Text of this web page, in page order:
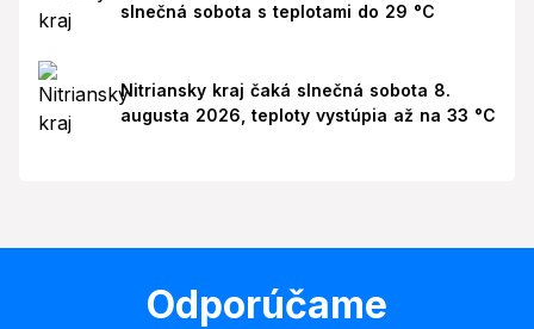
slnečná sobota s teplotami do 29 °C
Nitriansky kraj čaká slnečná sobota 8.
augusta 2026, teploty vystúpia až na 33 °C
Odporúčame